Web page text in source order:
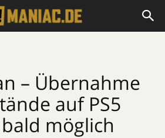
– Übernahme
auf PS5
möglich